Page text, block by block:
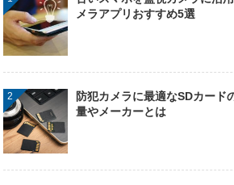
メラアプリおすすめ5選
防犯カメラに最適なSDカード
量やメーカーとは